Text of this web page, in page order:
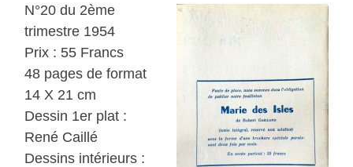
N°20 du 2ème
trimestre 1954
Prix : 55 Francs
48 pages de format
14 X 21 cm
Dessin 1er plat :
René Caillé
Dessins intérieurs :